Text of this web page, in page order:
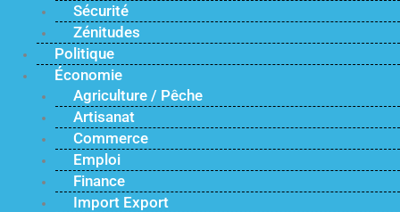
Sécurité
Zénitudes
Politique
Économie
Agriculture / Pêche
Artisanat
Commerce
Emploi
Finance
Import Export